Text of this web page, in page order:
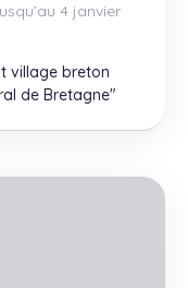
4 janvier
village breton
de Bretagne"